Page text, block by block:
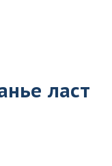
ласт